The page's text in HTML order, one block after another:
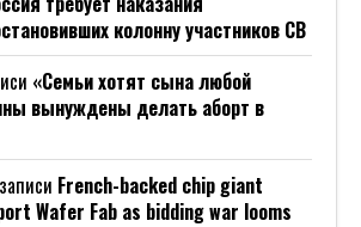
колонну участников СВ
«Семьи хотят сына любой
вынуждены делать аборт в
French-backed chip giant
Wafer Fab as bidding war looms